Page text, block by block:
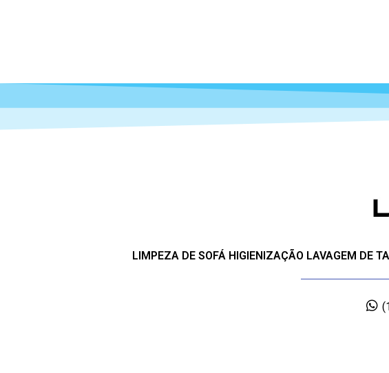
LIMPEZA DE SOFÁ HIGIENIZAÇÃO LAVAGEM DE